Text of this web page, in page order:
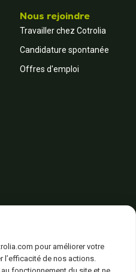
Nous rejoindre
Travailler chez Cotrolia
Candidature spontanée
Offres d'emploi
pour améliorer votre
l’efficacité de nos actions.